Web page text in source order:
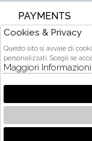
PAYMENTS
2026 Ditta
Cookies & Privacy
Questo sito si avvale di
personalizzati. Scegli se
Maggiori Informazioni